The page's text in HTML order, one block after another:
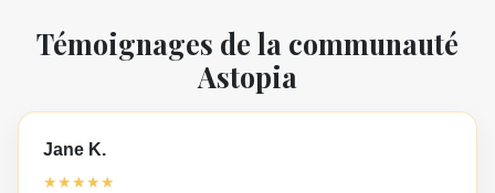
Témoignages de la communauté
Astopia
Jane K.
★★★★★